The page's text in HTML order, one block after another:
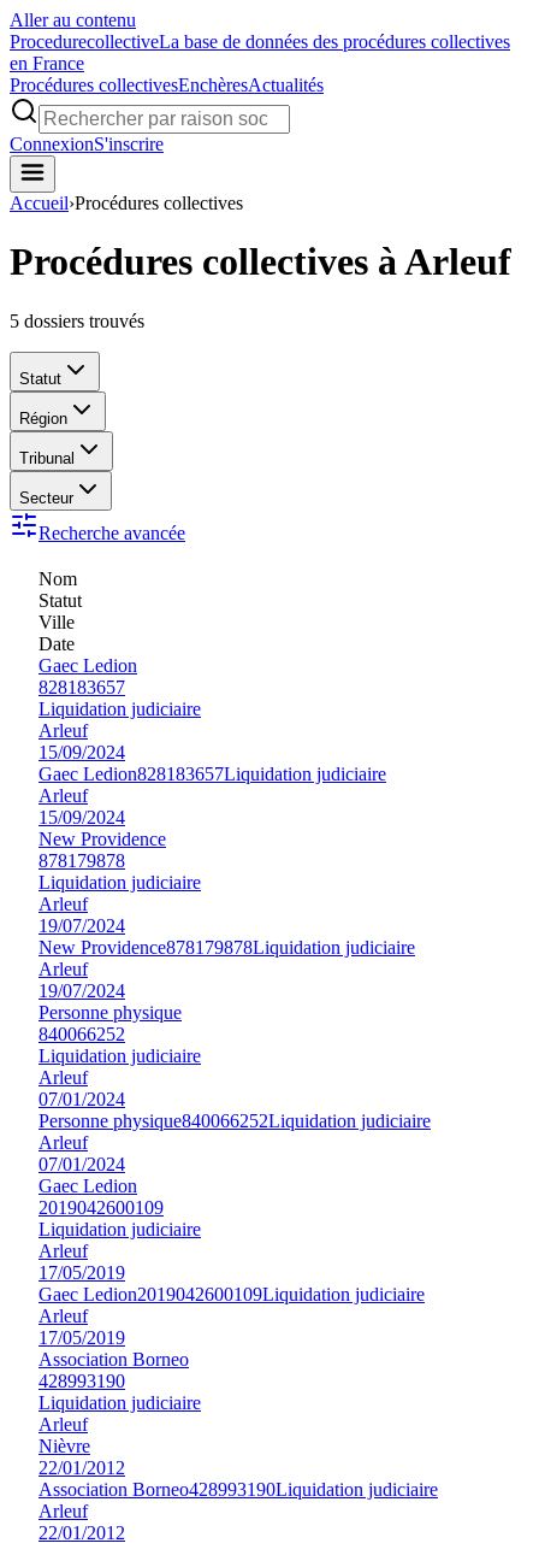
Aller au contenu
ProcedurecollectiveLa base de données des procédures collectives
en France
Procédures collectivesEnchèresActualités
ConnexionS'inscrire
Accueil›Procédures collectives
Procédures collectives à Arleuf
5 dossiers trouvés
Statut
Région
Tribunal
Secteur
Recherche avancée
Nom
Statut
Ville
Date
Gaec Ledion
828183657
Liquidation judiciaire
Arleuf
15/09/2024
Gaec Ledion828183657Liquidation judiciaire
Arleuf
15/09/2024
New Providence
878179878
Liquidation judiciaire
Arleuf
19/07/2024
New Providence878179878Liquidation judiciaire
Arleuf
19/07/2024
Personne physique
840066252
Liquidation judiciaire
Arleuf
07/01/2024
Personne physique840066252Liquidation judiciaire
Arleuf
07/01/2024
Gaec Ledion
2019042600109
Liquidation judiciaire
Arleuf
17/05/2019
Gaec Ledion2019042600109Liquidation judiciaire
Arleuf
17/05/2019
Association Borneo
428993190
Liquidation judiciaire
Arleuf
Nièvre
22/01/2012
Association Borneo428993190Liquidation judiciaire
Arleuf
22/01/2012